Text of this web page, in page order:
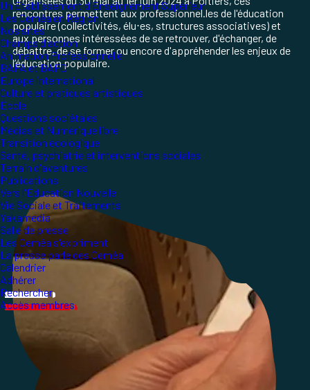
Un Etablissement d'Enseignement Supérieur
Les Ceméa en Région
Nos sites
Champs d'action
Animation Professionnelle
BAFA et BAFD
Europe international
Culture et pratiques artistiques
École
Questions sociétales
Médias et Numérique libre
Transition écologique
Santé, psychiatrie et interventions sociales
Terrain d'aventures
Publications
Vers l'Éducation Nouvelle
Vie Sociale et Traitements
Yakamedia
Salle de presse
Les Ceméa s'expriment
La presse parle des Ceméa
Calendrier
Adhérer
Rechercher
Accès membres
rencontres permettent aux professionnel.les de l'éducation
populaire (collectivités, élu⋅es, structures associatives) et
aux personnes intéressées de se retrouver, d'échanger, de
débattre, de se former ou encore d'appréhender les enjeux de
l’éducation populaire.